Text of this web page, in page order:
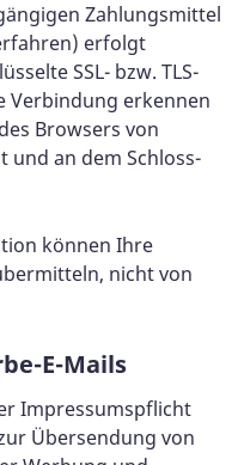
Zahlungsmittel
erfolgt
SSL- bzw. TLS-
Verbindung erkennen
Browsers von
an dem Schloss-
können Ihre
nicht von
E-Mails
Impressumspflicht
Übersendung von